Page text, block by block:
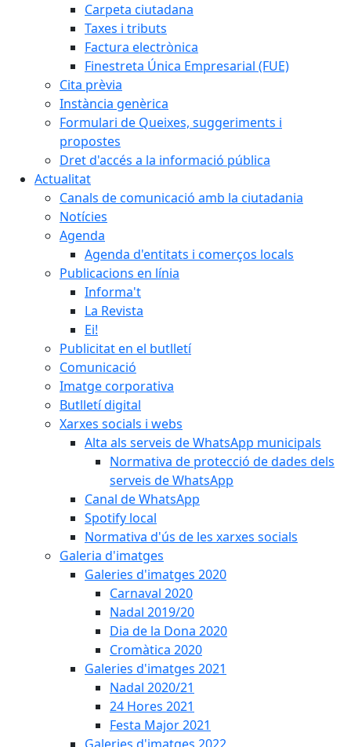
Carpeta ciutadana
Taxes i tributs
Factura electrònica
Finestreta Única Empresarial (FUE)
Cita prèvia
Instància genèrica
Formulari de Queixes, suggeriments i
propostes
Dret d'accés a la informació pública
Actualitat
Canals de comunicació amb la ciutadania
Notícies
Agenda
Agenda d'entitats i comerços locals
Publicacions en línia
Informa't
La Revista
Ei!
Publicitat en el butlletí
Comunicació
Imatge corporativa
Butlletí digital
Xarxes socials i webs
Alta als serveis de WhatsApp municipals
Normativa de protecció de dades dels
serveis de WhatsApp
Canal de WhatsApp
Spotify local
Normativa d'ús de les xarxes socials
Galeria d'imatges
Galeries d'imatges 2020
Carnaval 2020
Nadal 2019/20
Dia de la Dona 2020
Cromàtica 2020
Galeries d'imatges 2021
Nadal 2020/21
24 Hores 2021
Festa Major 2021